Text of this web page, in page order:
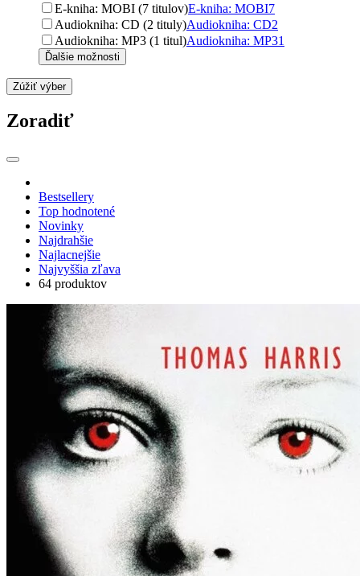
E-kniha: MOBI (7 titulov)E-kniha: MOBI7
Audiokniha: CD (2 tituly)Audiokniha: CD2
Audiokniha: MP3 (1 titul)Audiokniha: MP31
Ďalšie možnosti
Zúžiť výber
Zoradiť
Bestsellery
Top hodnotené
Novinky
Najdrahšie
Najlacnejšie
Najvyššia zľava
64 produktov